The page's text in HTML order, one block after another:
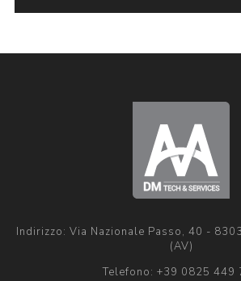
Indirizzo: Via Nazionale Passo, 40 -
(AV)
Telefono: +39 0825 449